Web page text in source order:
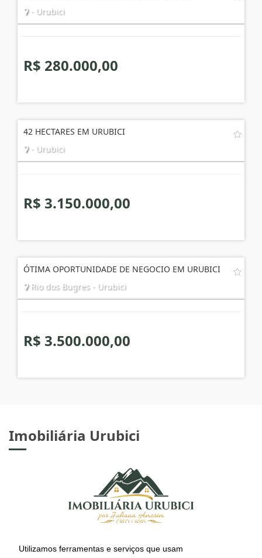
Utilizamos ferramentas e serviços que usam
- Urubici
R$ 280.000,00
42 HECTARES EM URUBICI
- Urubici
R$ 3.150.000,00
ÓTIMA OPORTUNIDADE DE NEGOCIO EM URUBICI
Rio dos Bugres - Urubici
R$ 3.500.000,00
Imobiliária Urubici